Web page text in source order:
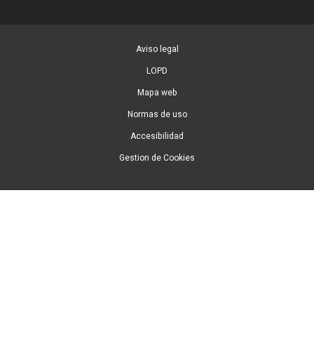
Aviso legal
LOPD
Mapa web
Normas de uso
Accesibilidad
Gestion de Cookies